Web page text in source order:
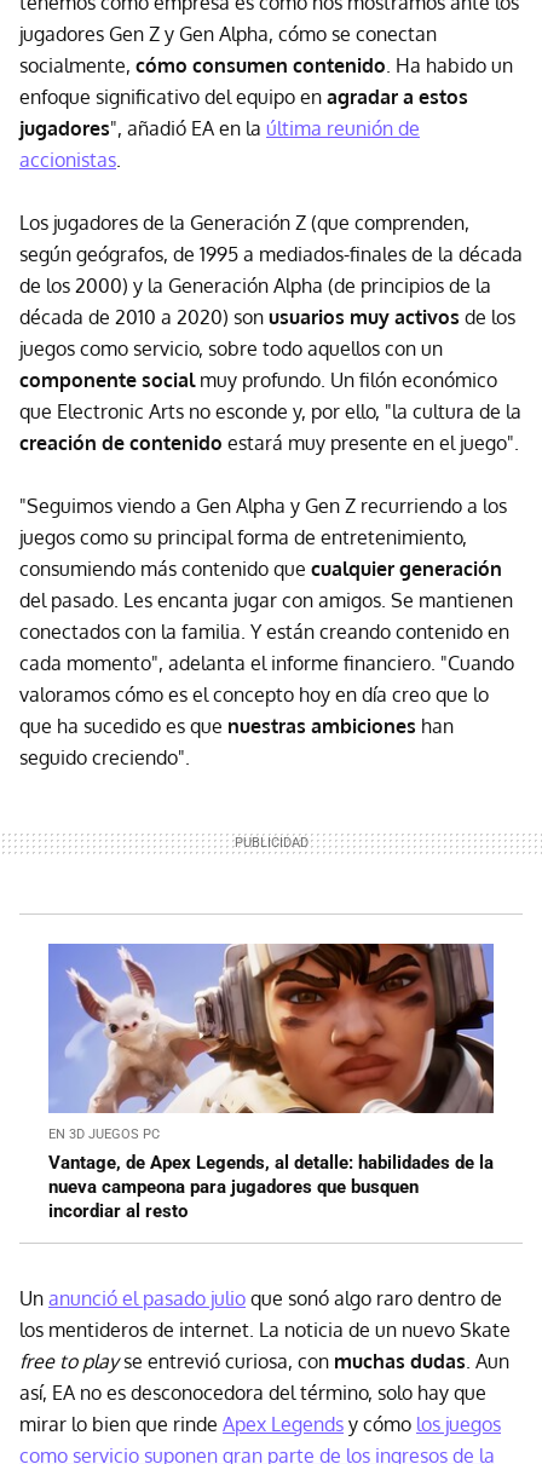
jugadores Gen Z y Gen Alpha, cómo se conectan
socialmente, cómo consumen contenido . Ha habido un
enfoque significativo del equipo en agradar a estos
jugadores", añadió EA en la última reunión de
accionistas
Los jugadores de la Generación Z (que comprenden,
según geógrafos, de 1995 a mediados-finales de la década
de los 2000) y la Generación Alpha (de principios de la
década de 2010 a 2020) son usuarios muy activos de los
juegos como servicio, sobre todo aquellos con un
componente social muy profundo. Un filón económico
que Electronic Arts no esconde y, por ello, "la cultura de la
creación de contenido estará muy presente en el juego".
"Seguimos viendo a Gen Alpha y Gen Z recurriendo a los
juegos como su principal forma de entretenimiento,
consumiendo más contenido que cualquier generación
del pasado. Les encanta jugar con amigos. Se mantienen
conectados con la familia. Y están creando contenido en
cada momento", adelanta el informe financiero. "Cuando
valoramos cómo es el concepto hoy en día creo que lo
que ha sucedido es que nuestras ambiciones han
seguido creciendo".
EN 3D JUEGOS PC
Vantage, de Apex Legends, al detalle: habilidades de la
nueva campeona para jugadores que busquen
incordiar al resto
Un anunció el pasado julio que sonó algo raro dentro de
los mentideros de internet. La noticia de un nuevo Skate
free to playse entrevió curiosa, con muchas dudas . Aun
así, EA no es desconocedora del término, solo hay que
mirar lo bien que rinde Apex Legends y cómo los juegos
como servicio suponen gran parte de los ingresos de la